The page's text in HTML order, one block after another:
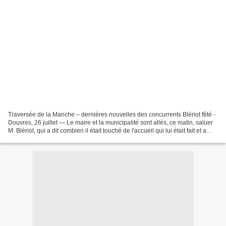
Traversée de la Manche – dernières nouvelles des concurrents Blériot fêté -
Douvres, 26 juillet — Le maire et la municipalité sont allés, ce matin, saluer
M. Blériot, qui a dit combien il était touché de l'accueil qui lui était fait et a